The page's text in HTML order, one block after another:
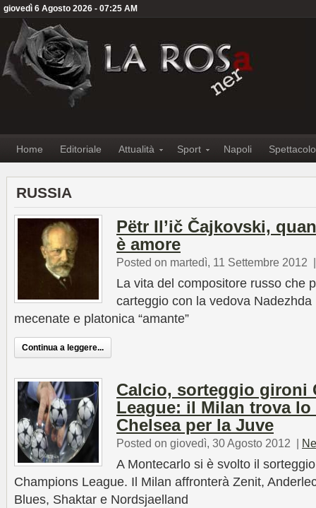
giovedì 6 Agosto 2026 - 07:25 AM
Home Editoriale Attualità Sport Napoli Spettacolo
RUSSIA
Pëtr Il’ič Čajkovski,
è amore
Posted on martedì, 11 Settembre 2012
La vita del compositore russo che
carteggio con la vedova
mecenate e platonica “amante”
Continua a leggere...
Calcio, sorteggio gironi
League: il Milan trova lo
Chelsea per la Juve
Posted on giovedì, 30 Agosto 2012 |
A Montecarlo si è svolto il
Champions League. Il Milan affronterà Zenit,
Blues, Shaktar e Nordsjaelland